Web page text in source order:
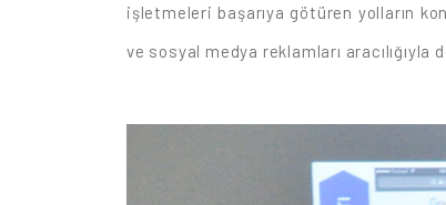
işletmeleri başarıya götüren yolların
ve sosyal medya reklamları aracılığıyla